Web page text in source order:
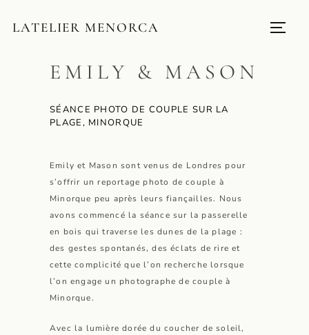
LATELIER MENORCA
EMILY & MASON
SÉANCE PHOTO DE COUPLE SUR LA
PLAGE, MINORQUE
Emily et Mason sont venus de Londres pour
s’offrir un reportage photo de couple à
Minorque peu après leurs fiançailles. Nous
avons commencé la séance sur la passerelle
en bois qui traverse les dunes de la plage :
des gestes spontanés, des éclats de rire et
cette complicité que l’on recherche lorsque
l’on engage un photographe de couple à
Minorque.
Avec la lumière dorée du coucher de soleil,